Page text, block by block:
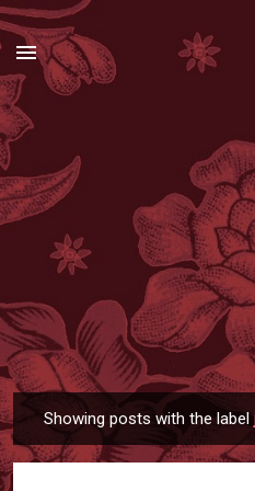
o
Showing posts with the label